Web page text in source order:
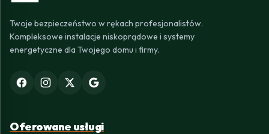
Twoje bezpieczeństwo w rękach profesjonalistów.
Kompleksowe instalacje niskoprądowe i systemy
energetyczne dla Twojego domu i firmy.
Oferowane usługi